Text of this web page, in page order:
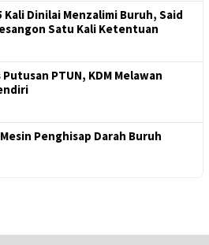
Kali Dinilai Menzalimi Buruh, Said
Satu Kali Ketentuan
PTUN, KDM Melawan
Penghisap Darah Buruh